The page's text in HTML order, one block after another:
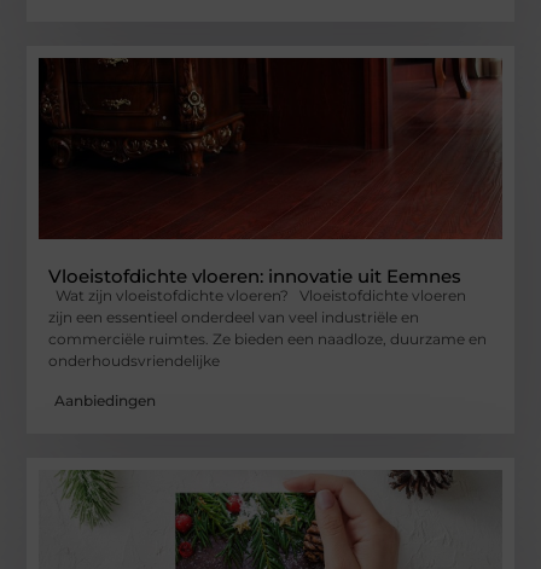
Vloeistofdichte vloeren: innovatie uit Eemnes
Wat zijn vloeistofdichte vloeren? Vloeistofdichte vloeren
zijn een essentieel onderdeel van veel industriële en
commerciële ruimtes. Ze bieden een naadloze, duurzame en
onderhoudsvriendelijke
Aanbiedingen